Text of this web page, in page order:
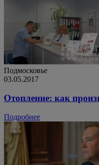
Подмосковье
03.05.2017
Отопление: как
Подробнее